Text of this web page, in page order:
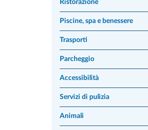
Ristorazione
Piscine, spa e benessere
Trasporti
Parcheggio
Accessibilità
Servizi di pulizia
Animali